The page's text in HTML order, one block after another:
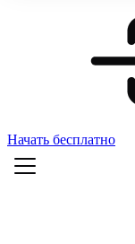
Начать бесплатно